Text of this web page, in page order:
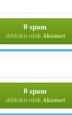
0 spam
diblokir oleh Akismet
0 spam
diblokir oleh Akismet